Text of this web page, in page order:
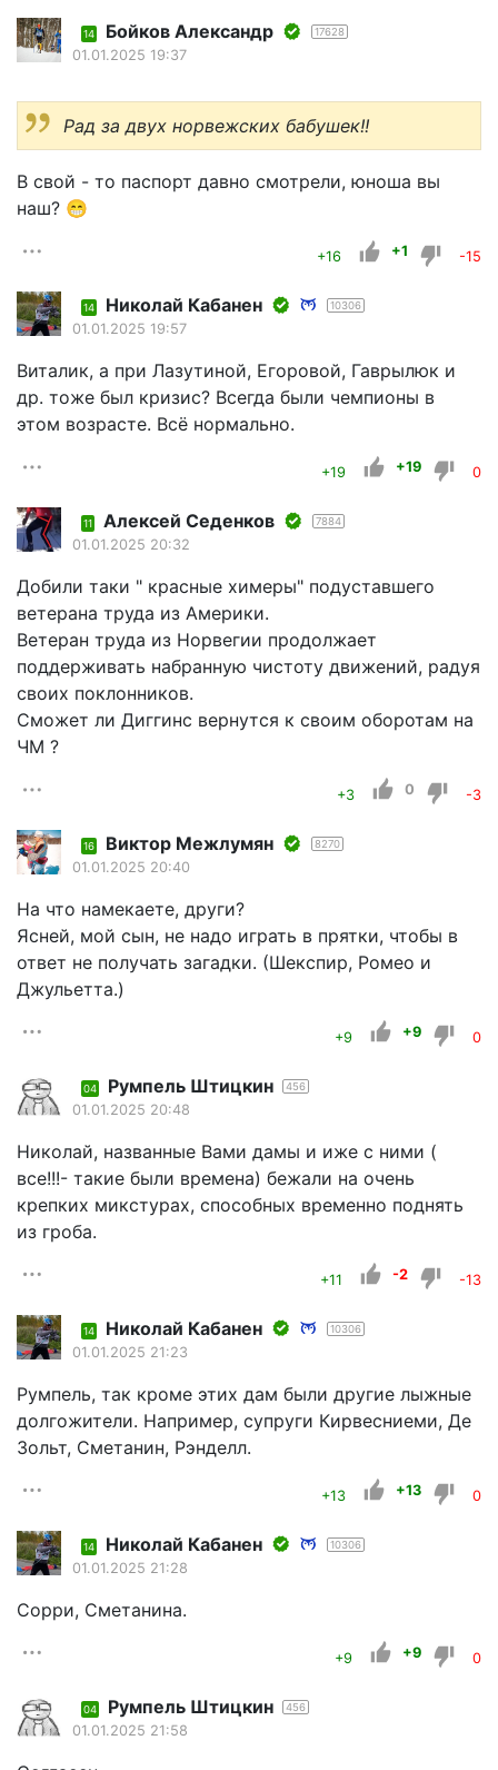
14 Бойков Александр 17628
01.01.2025 19:37
Рад за двух норвежских бабушек!!
В свой - то паспорт давно смотрели, юноша вы
наш? 😁
+16 +1 -15
14 Николай Кабанен 10306
01.01.2025 19:57
Виталик, а при Лазутиной, Егоровой, Гаврылюк и
др. тоже был кризис? Всегда были чемпионы в
этом возрасте. Всё нормально.
+19 +19 0
11 Алексей Седенков 7884
01.01.2025 20:32
Добили таки " красные химеры" подуставшего
ветерана труда из Америки.
Ветеран труда из Норвегии продолжает
поддерживать набранную чистоту движений, радуя
своих поклонников.
Сможет ли Диггинс вернутся к своим оборотам на
ЧМ ?
+3 0 -3
16 Виктор Межлумян 8270
01.01.2025 20:40
На что намекаете, други?
Ясней, мой сын, не надо играть в прятки, чтобы в
ответ не получать загадки. (Шекспир, Ромео и
Джульетта.)
+9 +9 0
04 Румпель Штицкин 456
01.01.2025 20:48
Николай, названные Вами дамы и иже с ними (
все!!!- такие были времена) бежали на очень
крепких микстурах, способных временно поднять
из гроба.
+11 -2 -13
14 Николай Кабанен 10306
01.01.2025 21:23
Румпель, так кроме этих дам были другие лыжные
долгожители. Например, супруги Кирвесниеми, Де
Зольт, Сметанин, Рэнделл.
+13 +13 0
14 Николай Кабанен 10306
01.01.2025 21:28
Сорри, Сметанина.
+9 +9 0
04 Румпель Штицкин 456
01.01.2025 21:58